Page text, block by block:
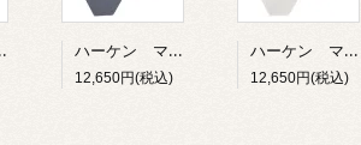
6枚入り ホワイト ハーケン マリングリップテープ ハニーコンボ 152ｍｍ 12枚入り グレー
12,650円(税込)
ハーケン マリングリップテープ ハニーコンボ 152ｍｍ 12枚入り ホワイト
12,650円(税込)